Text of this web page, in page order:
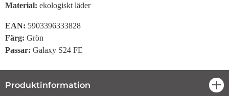
Material: ekologiskt läder
EAN: 5903396333828
Färg: Grön
Passar: Galaxy S24 FE
Produktinformation